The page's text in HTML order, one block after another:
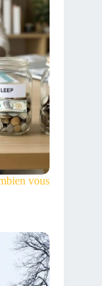
vous